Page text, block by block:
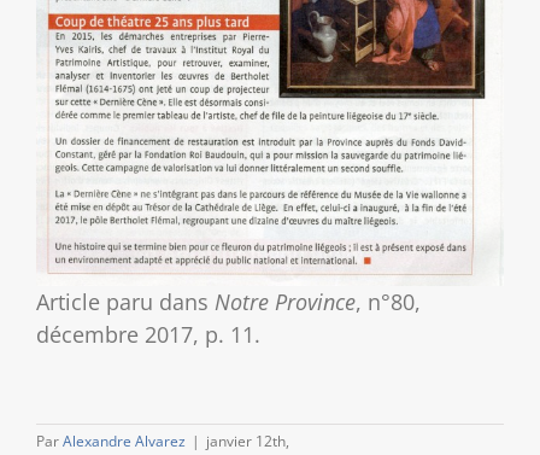
Article paru dans Notre Province, n°80,
décembre 2017, p. 11.
ParAlexandre Alvarez | janvier 12th,